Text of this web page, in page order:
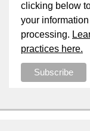
clicking below
your
processing.
practices here.